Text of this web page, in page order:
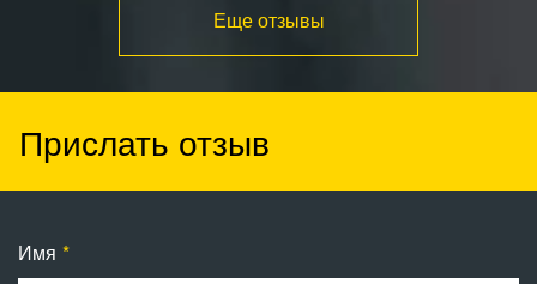
Еще отзывы
Прислать отзыв
Имя